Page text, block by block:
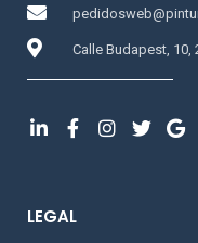
Calle Budapest, 10,
LEGAL